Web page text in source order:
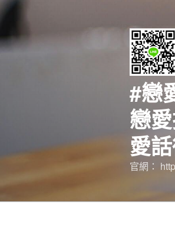
跳
至
主
要
#戀
戀
愛
官網：